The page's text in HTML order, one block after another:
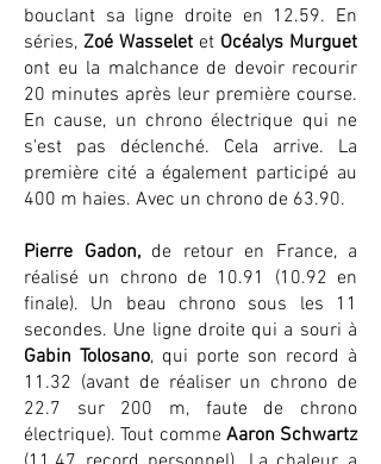
bouclant sa ligne droite en 12.59. En
séries, Zoé Wasselet et Océalys Murguet
ont eu la malchance de devoir recourir
20 minutes après leur première course.
En cause, un chrono électrique qui ne
s'est pas déclenché. Cela arrive. La
première cité a également participé au
400 m haies. Avec un chrono de 63.90.
Pierre Gadon,de retour en France, a
réalisé un chrono de 10.91 (10.92 en
finale). Un beau chrono sous les 11
secondes. Une ligne droite qui a souri à
Gabin Tolosano, qui porte son record à
11.32 (avant de réaliser un chrono de
22.7 sur 200 m, faute de chrono
électrique). Tout comme Aaron Schwartz